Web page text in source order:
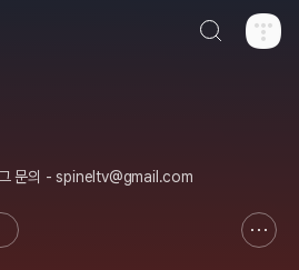
연예인 행사 사진 영상 팀블로그 문의 - spineltv@gmail.com